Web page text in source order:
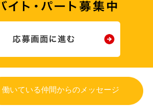
働いている仲間からのメッセージ